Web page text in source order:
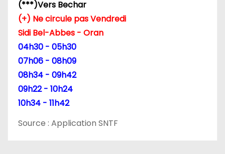
r
t
c
e
(***)Vers Bechar
(+) Ne circule pas Vendredi
Sidi Bel-Abbes - Oran
04h30 - 05h30
07h06 - 08h09
08h34 - 09h42
09h22 - 10h24
10h34 - 11h42
Source : Application SNTF